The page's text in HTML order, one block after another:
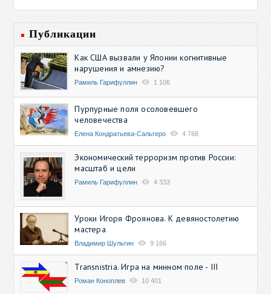
Публикации
Как США вызвали у Японии когнитивные
нарушения и амнезию?
Рамиль Гарифуллин 1 106
Пурпурные поля осоловевшего
человечества
Елена Кондратьева-Сальгеро 4 768
Экономический терроризм против России:
масштаб и цели
Рамиль Гарифуллин 4 333
Уроки Игоря Фроянова. К девяностолетию
мастера
Владимир Шульгин 9 166
Transnistria. Игра на минном поле - III
Роман Коноплев 10 401